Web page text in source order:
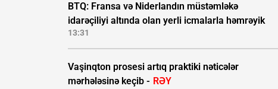
BTQ: Fransa və Niderlandın müstəmləkə
idarəçiliyi altında olan yerli icmalarla həmrəyik
13:31
Vaşinqton prosesi artıq praktiki nəticələr
mərhələsinə keçib - RƏY